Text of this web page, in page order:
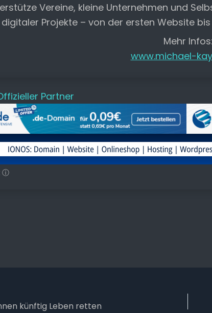
Vereine, kleine Unternehmen und
digitaler Projekte – von der ersten Website
Mehr Infos:
www.michael-
ⓘ
künftig Leben retten